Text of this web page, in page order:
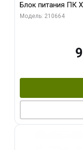
Блок питания ПК
Модель: 210664